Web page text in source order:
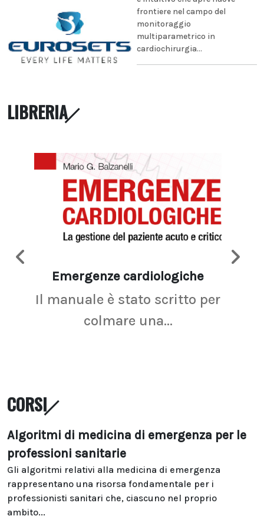
frontiere nel campo del
monitoraggio
multiparametrico in
cardiochirurgia...
LIBRERIA
Emergenze cardiologiche
Il manuale è stato scritto per
colmare una...
CORSI
Algoritmi di medicina di emergenza per le
professioni sanitarie
Gli algoritmi relativi alla medicina di emergenza
rappresentano una risorsa fondamentale per i
professionisti sanitari che, ciascuno nel proprio
ambito...